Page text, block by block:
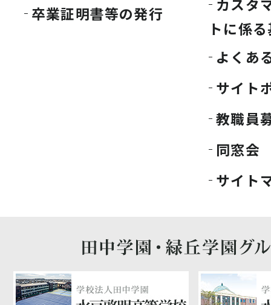
卒業証明書等の発行
カスタ
トに係
よくあ
サイト
教職員
同窓会
サイト